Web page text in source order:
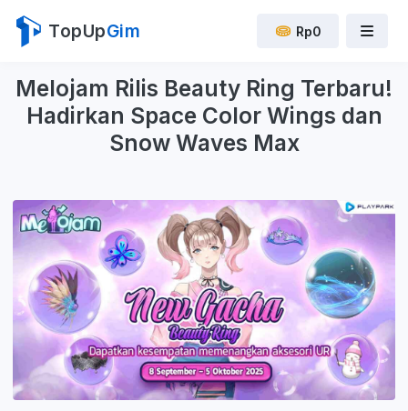
TopUpGim Rp0
Melojam Rilis Beauty Ring Terbaru!
Hadirkan Space Color Wings dan
Snow Waves Max